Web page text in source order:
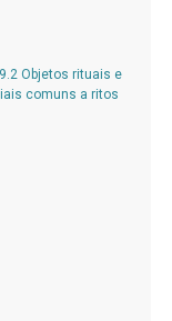
9.2 Objetos rituais e
comuns a ritos